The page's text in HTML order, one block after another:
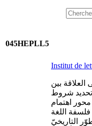
045HEPLL5
Institut de
بين
تحديد شروط
محور اهتمام
اللغة
التاريخيّ